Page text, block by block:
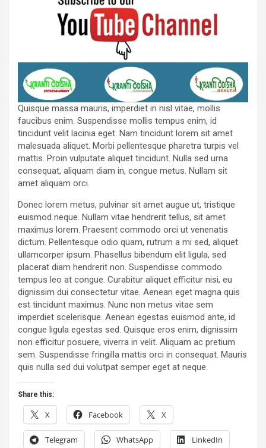
Quisque massa mauris, imperdiet in nisl vitae, mollis
faucibus enim. Suspendisse mollis tempus enim, id
tincidunt velit lacinia eget. Nam tincidunt lorem sit amet
malesuada aliquet. Morbi pellentesque pharetra turpis vel
mattis. Proin vulputate aliquet tincidunt. Nulla sed urna
consequat, aliquam diam in, congue metus. Nullam sit
amet aliquam orci.
Donec lorem metus, pulvinar sit amet augue ut, tristique
euismod neque. Nullam vitae hendrerit tellus, sit amet
maximus lorem. Praesent commodo orci ut venenatis
dictum. Pellentesque odio quam, rutrum a mi sed, aliquet
ullamcorper ipsum. Phasellus bibendum elit ligula, sed
placerat diam hendrerit non. Suspendisse commodo
tempus leo at congue. Curabitur aliquet efficitur nisi, eu
dignissim dui consectetur vitae. Aenean eget magna quis
est tincidunt maximus. Nunc non metus vitae sem
imperdiet scelerisque. Aenean egestas euismod ante, id
congue ligula egestas sed. Quisque eros enim, dignissim
non efficitur posuere, viverra in velit. Aliquam ac pretium
sem. Suspendisse fringilla mattis orci in consequat. Mauris
quis nulla sed dui volutpat semper eget at neque.
Share this:
X Facebook X
Telegram WhatsApp LinkedIn